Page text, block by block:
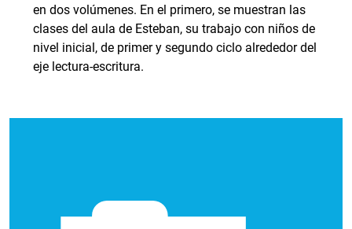
en dos volúmenes. En el primero, se muestran las
clases del aula de Esteban, su trabajo con niños de
nivel inicial, de primer y segundo ciclo alrededor del
eje lectura-escritura.